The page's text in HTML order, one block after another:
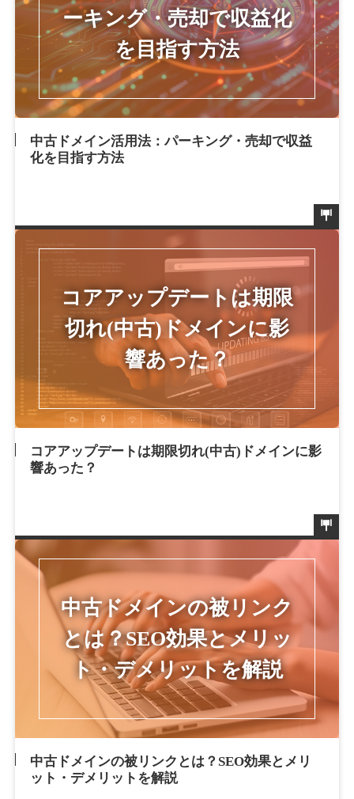
中古ドメイン活用法：パーキング・売却で収益
化を目指す方法
コアアップデートは期限切れ(中古)ドメインに影
響あった？
中古ドメインの被リンクとは？SEO効果とメリ
ット・デメリットを解説